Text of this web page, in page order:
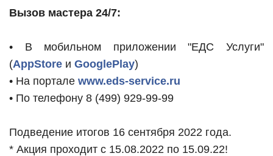
Вызов мастера 24/7:
• В мобильном приложении "ЕДС Услуги"
(AppStore и GooglePlay)
• На портале www.eds-service.ru
• По телефону 8 (499) 929-99-99
Подведение итогов 16 сентября 2022 года.
* Акция проходит с 15.08.2022 по 15.09.22!